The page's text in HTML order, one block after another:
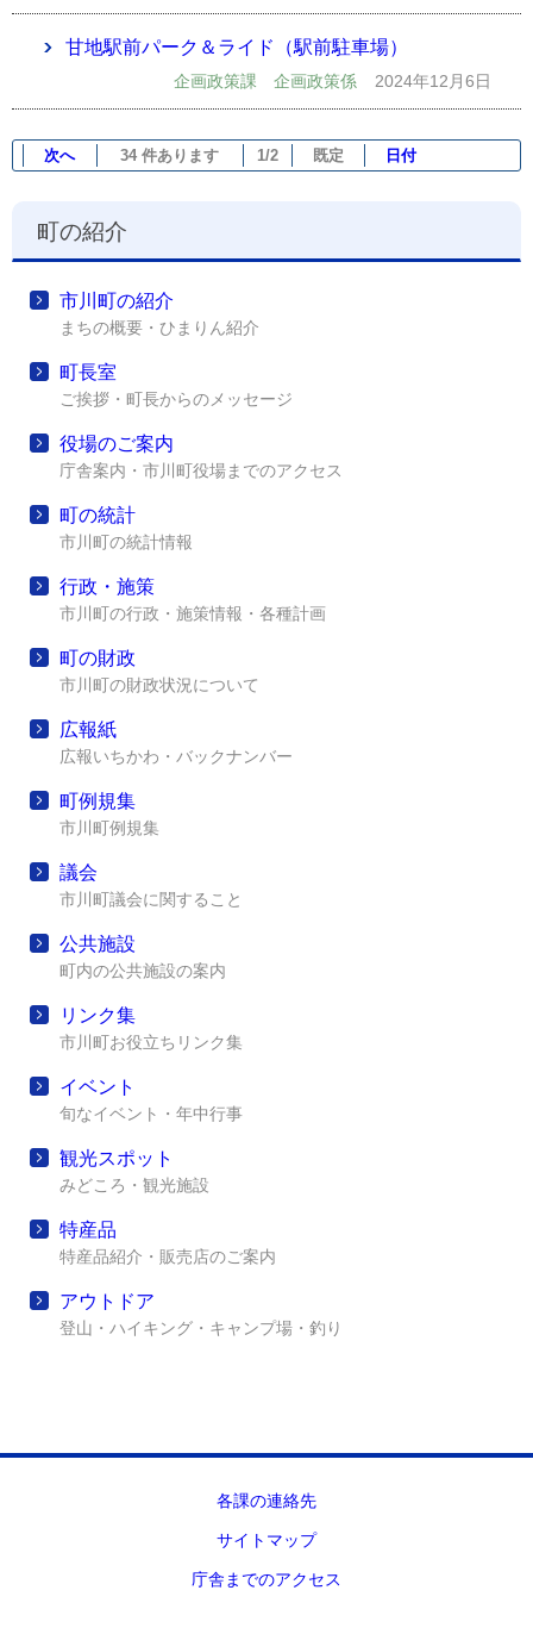
甘地駅前パーク＆ライド（駅前駐車場）
企画政策課 企画政策係 2024年12月6日
次へ 34 件あります 1/2 既定 日付
町の紹介
市川町の紹介
まちの概要・ひまりん紹介
町長室
ご挨拶・町長からのメッセージ
役場のご案内
庁舎案内・市川町役場までのアクセス
町の統計
市川町の統計情報
行政・施策
市川町の行政・施策情報・各種計画
町の財政
市川町の財政状況について
広報紙
広報いちかわ・バックナンバー
町例規集
市川町例規集
議会
市川町議会に関すること
公共施設
町内の公共施設の案内
リンク集
市川町お役立ちリンク集
イベント
旬なイベント・年中行事
観光スポット
みどころ・観光施設
特産品
特産品紹介・販売店のご案内
アウトドア
登山・ハイキング・キャンプ場・釣り
各課の連絡先
サイトマップ
庁舎までのアクセス